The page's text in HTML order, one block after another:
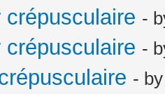
crépusculaire -
crépusculaire -
-